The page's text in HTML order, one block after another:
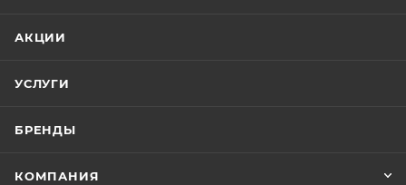
АКЦИИ
УСЛУГИ
БРЕНДЫ
КОМПАНИЯ